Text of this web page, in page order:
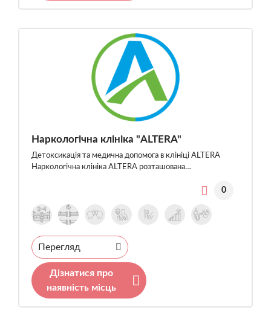
Наркологічна клініка "ALTERA"
Детоксикація та медична допомога в клініці ALTERA
Наркологічна клініка ALTERA розташована…
0
Перегляд
Дізнатися про
наявність місць